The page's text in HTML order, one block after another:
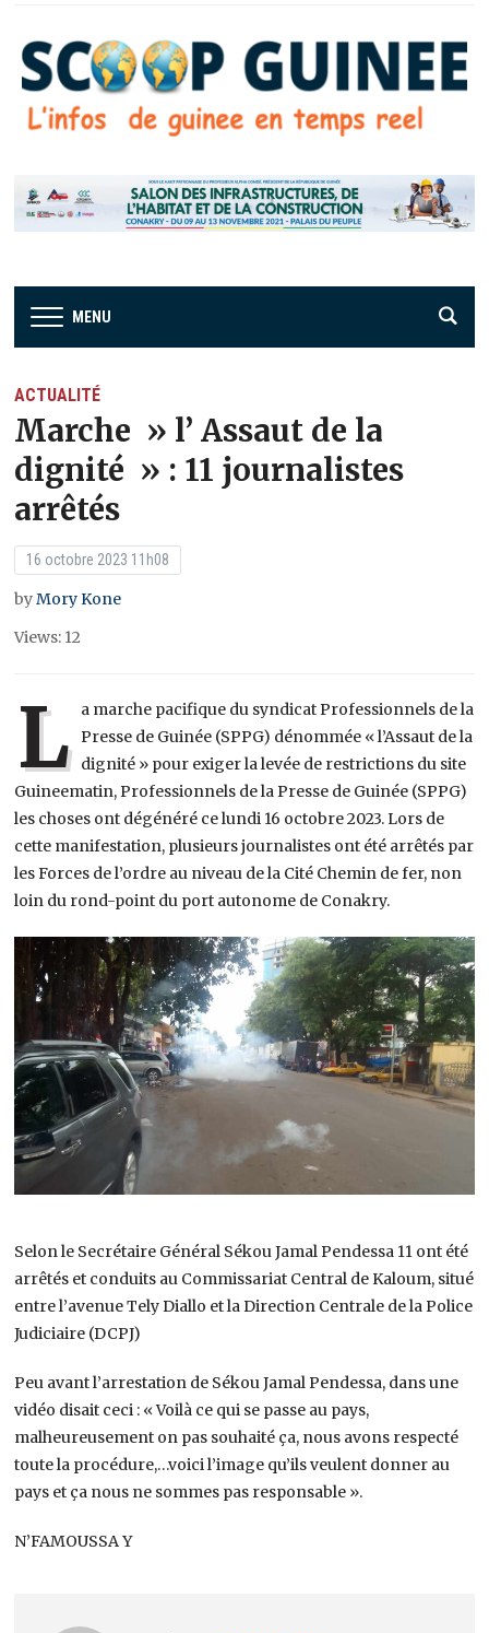
MENU
ACTUALITÉ
Marche » l’ Assaut de la
dignité » : 11 journalistes
arrêtés
16 octobre 2023 11h08
byMory Kone
Views: 12
L a marche pacifique du syndicat Professionnels de la
Presse de Guinée (SPPG) dénommée « l’Assaut de la
dignité » pour exiger la levée de restrictions du site
Guineematin, Professionnels de la Presse de Guinée (SPPG)
les choses ont dégénéré ce lundi 16 octobre 2023. Lors de
cette manifestation, plusieurs journalistes ont été arrêtés par
les Forces de l’ordre au niveau de la Cité Chemin de fer, non
loin du rond-point du port autonome de Conakry.
Selon le Secrétaire Général Sékou Jamal Pendessa 11 ont été
arrêtés et conduits au Commissariat Central de Kaloum, situé
entre l’avenue Tely Diallo et la Direction Centrale de la Police
Judiciaire (DCPJ)
Peu avant l’arrestation de Sékou Jamal Pendessa, dans une
vidéo disait ceci : « Voilà ce qui se passe au pays,
malheureusement on pas souhaité ça, nous avons respecté
toute la procédure,…voici l’image qu’ils veulent donner au
pays et ça nous ne sommes pas responsable ».
N’FAMOUSSA Y